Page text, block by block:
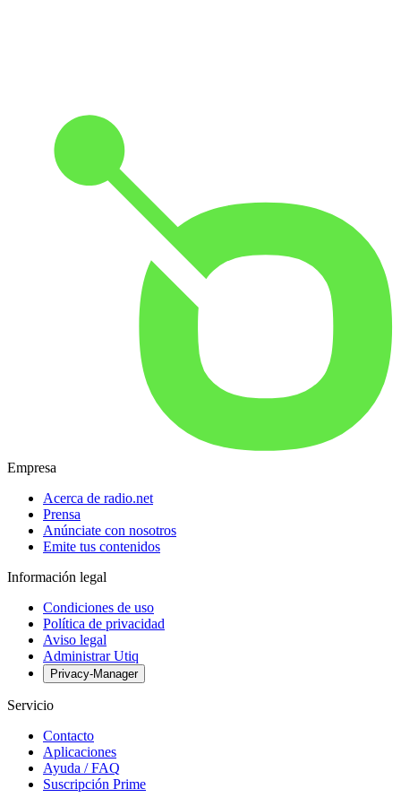
Empresa
Acerca de radio.net
Prensa
Anúnciate con nosotros
Emite tus contenidos
Información legal
Condiciones de uso
Política de privacidad
Aviso legal
Administrar Utiq
Privacy-Manager
Servicio
Contacto
Aplicaciones
Ayuda / FAQ
Suscripción Prime